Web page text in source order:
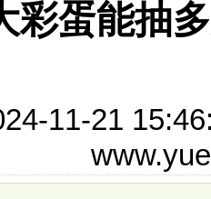
彩蛋能抽
11-21